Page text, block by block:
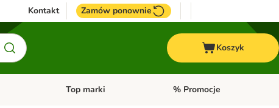
Kontakt Zamów ponownie
Koszyk
kategorii: PtakiOtwórz menu kategorii: Konie
Top marki Otwórz menu kategorii: Top
% Promocje